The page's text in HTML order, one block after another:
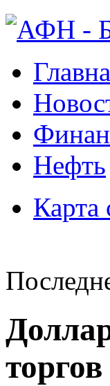
Нефть
Карта